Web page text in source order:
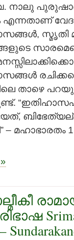
നാലു
എന്നതാണ്
സ്മൃതി
താഴെ
–